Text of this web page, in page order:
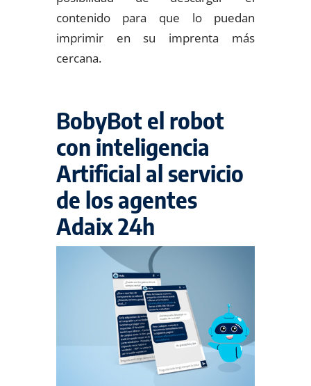
contenido para que lo puedan
imprimir en su imprenta más
cercana.
BobyBot el robot
con inteligencia
Artificial al servicio
de los agentes
Adaix 24h